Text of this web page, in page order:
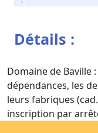
Détails :
Domaine de Baville
dépendances, les
leurs fabriques (cad.
inscription par